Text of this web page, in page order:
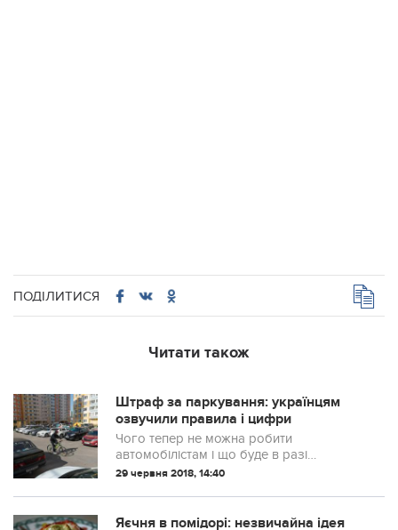
ПОДІЛИТИСЯ
Читати також
Штраф за паркування: українцям
озвучили правила і цифри
Чого тепер не можна робити
автомобілістам і що буде в разі
порушення
29 червня 2018, 14:40
Яєчня в помідорі: незвичайна ідея